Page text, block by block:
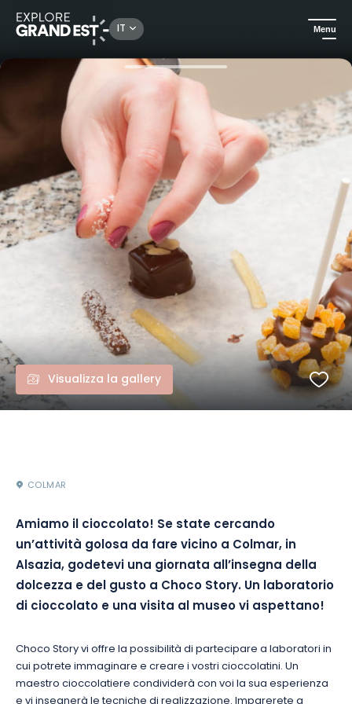
IT Menu
Arte e cultura Visita e laboratorio di cioccolato al Museo Choco Story di Colmar
Visualizza la gallery
COLMAR
Amiamo il cioccolato! Se state cercando
un’attività golosa da fare vicino a Colmar, in
Alsazia, godetevi una giornata all’insegna della
dolcezza e del gusto a Choco Story. Un laboratorio
di cioccolato e una visita al museo vi aspettano!
Choco Story vi offre la possibilità di partecipare a laboratori in
cui potrete immaginare e creare i vostri cioccolatini. Un
maestro cioccolatiere condividerà con voi la sua esperienza